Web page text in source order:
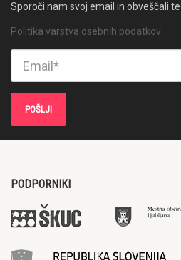
Sporoči nam svoj email in obveščali
Politika varstva osebnih podatkov
PODPORNIKI